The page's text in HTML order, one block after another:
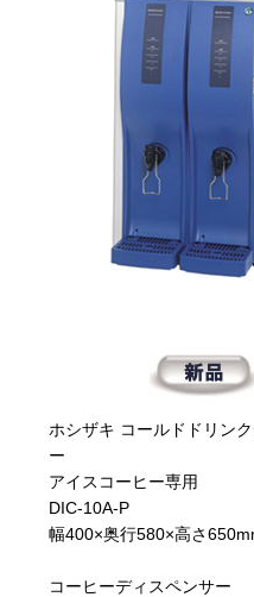
ホシザキ コールドドリン
ー
アイスコーヒー専用
DIC-10A-P
幅400×奥行580×高さ
コーヒーディスペンサー